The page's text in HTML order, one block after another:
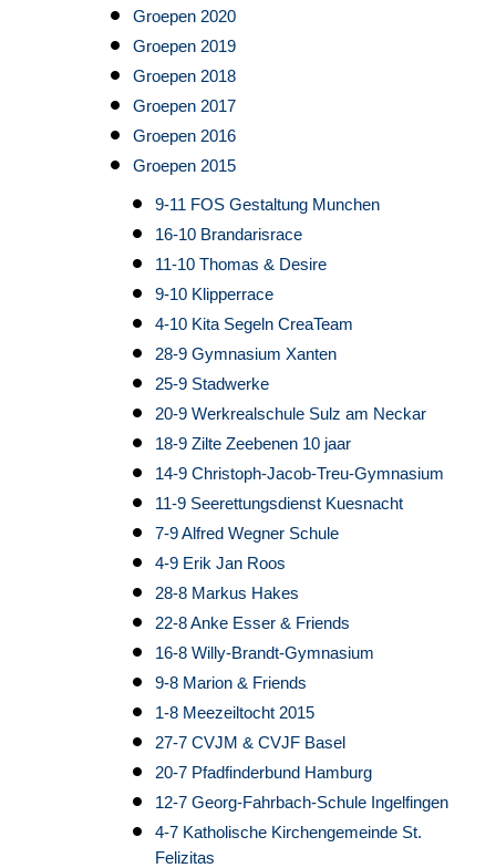
Groepen 2020
Groepen 2019
Groepen 2018
Groepen 2017
Groepen 2016
Groepen 2015
9-11 FOS Gestaltung Munchen
16-10 Brandarisrace
11-10 Thomas & Desire
9-10 Klipperrace
4-10 Kita Segeln CreaTeam
28-9 Gymnasium Xanten
25-9 Stadwerke
20-9 Werkrealschule Sulz am Neckar
18-9 Zilte Zeebenen 10 jaar
14-9 Christoph-Jacob-Treu-Gymnasium
11-9 Seerettungsdienst Kuesnacht
7-9 Alfred Wegner Schule
4-9 Erik Jan Roos
28-8 Markus Hakes
22-8 Anke Esser & Friends
16-8 Willy-Brandt-Gymnasium
9-8 Marion & Friends
1-8 Meezeiltocht 2015
27-7 CVJM & CVJF Basel
20-7 Pfadfinderbund Hamburg
12-7 Georg-Fahrbach-Schule Ingelfingen
4-7 Katholische Kirchengemeinde St.
Felizitas